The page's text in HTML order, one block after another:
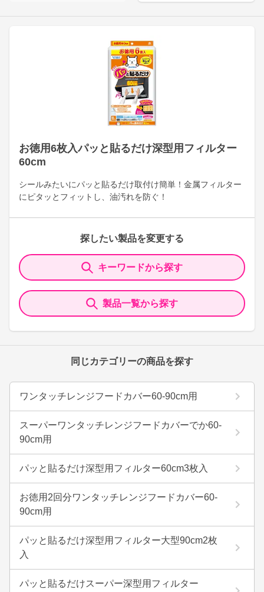
お徳用6枚入パッと貼るだけ深型用フィルター
60cm
シールみたいにパッと貼るだけ取付け簡単！金属フィルター
にピタッとフィットし、油汚れを防ぐ！
探したい製品を変更する
キーワードから探す
製品一覧から探す
同じカテゴリーの商品を探す
ワンタッチレンジフードカバー60-90cm用
スーパーワンタッチレンジフードカバーでか60-
90cm用
パッと貼るだけ深型用フィルター60cm3枚入
お徳用2回分ワンタッチレンジフードカバー60-
90cm用
パッと貼るだけ深型用フィルター大型90cm2枚
入
パッと貼るだけスーパー深型用フィルター